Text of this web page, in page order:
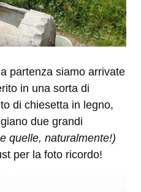
partenza siamo arrivate
in una sorta di
di chiesetta in legno,
due grandi
quelle, naturalmente!)
per la foto ricordo!